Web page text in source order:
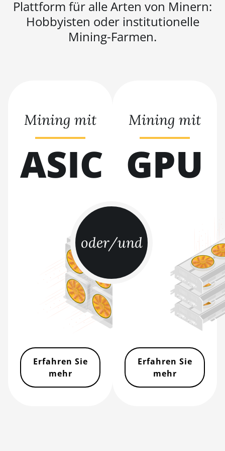
BITMAIN AntMiner
KS3 (9.4TH)
KS7
BITMAIN AntMiner
BITMAIN AntMiner
L11 Hyd. 2U (33Gh)
L11 Hyd. 6U (33Gh)
BITMAIN AntMiner
L11 Pro (21Gh)
BITMAIN AntMiner
BITMAIN AntMiner
BITMAIN AntMiner
L9 (16Gh)
BITMAIN AntMiner
Plattform für alle Arten von Minern:
Hobbyisten oder institutionelle
Mining-Farmen.
oder/und
Mining mit
ASIC
Erfahren Sie
mehr
Mining mit
GPU
Erfahren Sie
mehr